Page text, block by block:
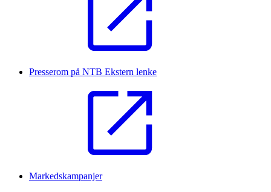
Presserom på NTB Ekstern lenke
Markedskampanjer